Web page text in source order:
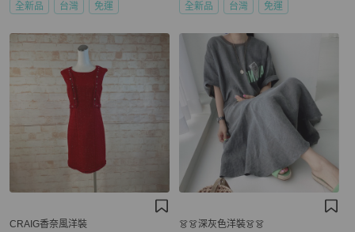
全新品 台灣 免運 全新品 台灣 免運
CRAIG香奈風洋裝 👗👗深灰色洋裝👗👗